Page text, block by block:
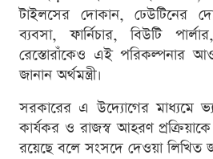
টাইলসের দোকান, ঢেউটিনের
ব্যবসা, ফার্নিচার, বিউটি
রেস্তোরাঁকেও এই পরিকল্পনার
জানান অর্থমন্ত্রী।
সরকারের এ উদ্যোগের মাধ্যমে
কার্যকর ও রাজস্ব আহরণ
রয়েছে বলে সংসদে দেওয়া লিখিত